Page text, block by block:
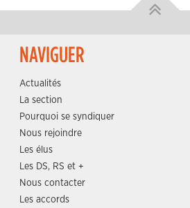
NAVIGUER
Actualités
La section
Pourquoi se syndiquer
Nous rejoindre
Les élus
Les DS, RS et +
Nous contacter
Les accords